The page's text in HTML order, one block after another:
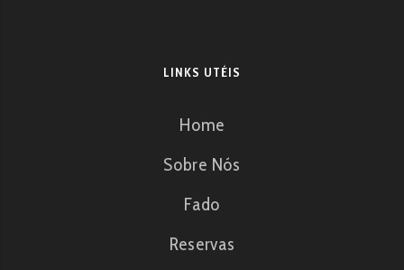
LINKS UTÉIS
Home
Sobre Nós
Fado
Reservas